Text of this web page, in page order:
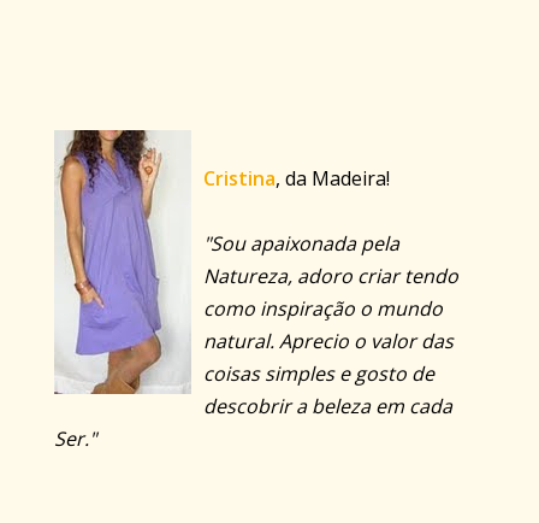
Cristina, da Madeira!
"Sou apaixonada pela
Natureza, adoro criar tendo
como inspiração o mundo
natural. Aprecio o valor das
coisas simples e gosto de
descobrir a beleza em cada
Ser."